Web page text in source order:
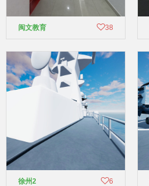
闽文教育 38
徐州2 6